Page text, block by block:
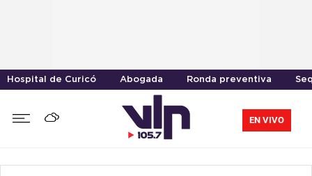
Hospital de Curicó Abogada Ronda preventiva
EN VIVO